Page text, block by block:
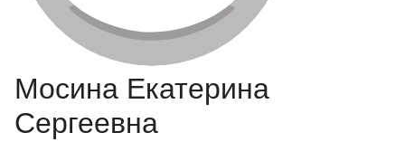
Мосина Екатерина
Сергеевна